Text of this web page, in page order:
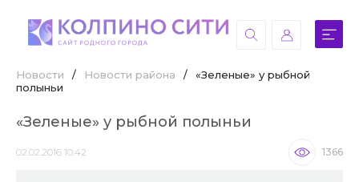
Новости / Новости района /
«Зеленые» у рыбной
полыньи
«Зеленые» у рыбной полыньи
02.02.2016 10:42 1366